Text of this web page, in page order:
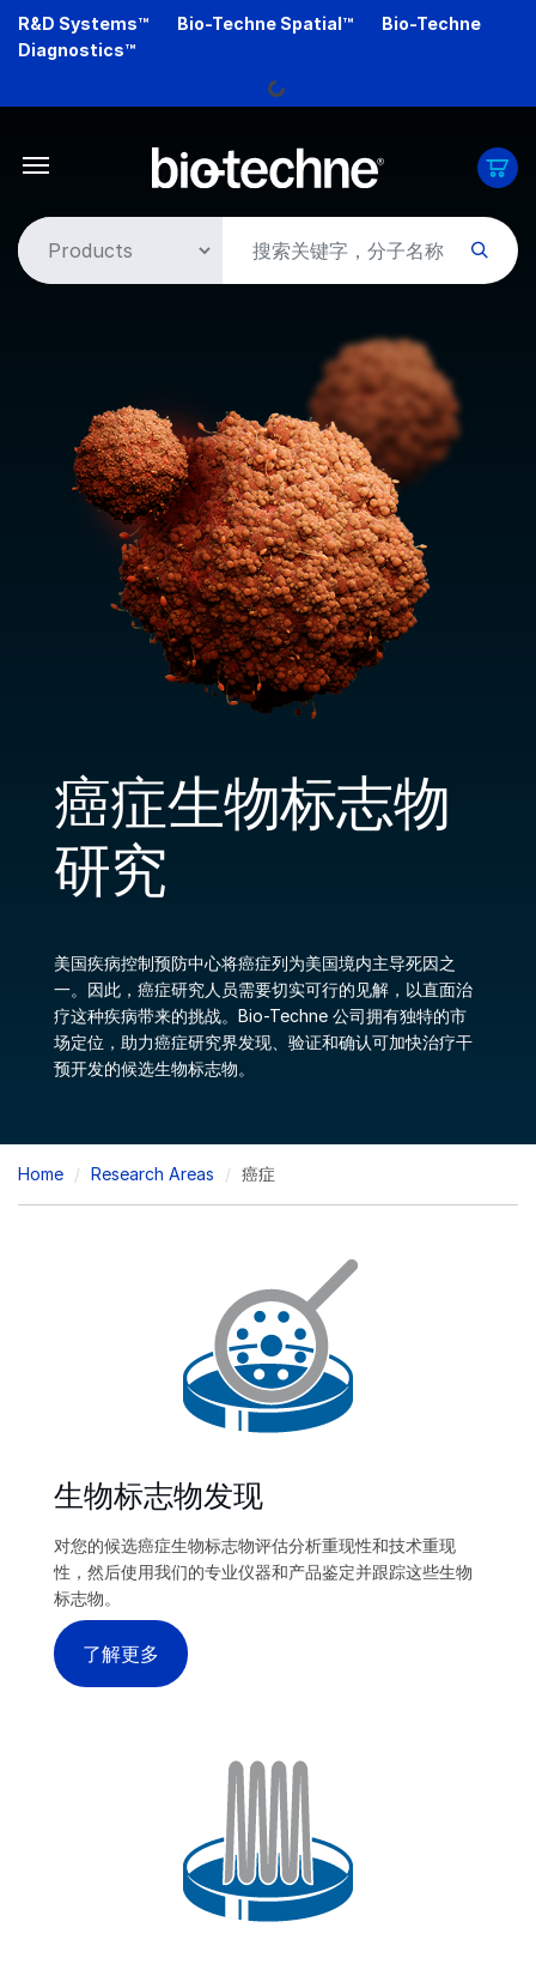
Skip
R&D Systems™ Bio-Techne Spatial™
Bio-Techne
Diagnostics™
Loading...
癌症生物标志物
研究
美国疾病控制预防中心将癌症列为美国境内主导死因之
一。因此，癌症研究人员需要切实可行的见解，以直面治
疗这种疾病带来的挑战。Bio-Techne 公司拥有独特的市
场定位，助力癌症研究界发现、验证和确认可加快治疗干
预开发的候选生物标志物。
Breadcrumb
Home Research Areas 癌症
生物标志物发现
对您的候选癌症生物标志物评估分析重现性和技术重现
性，然后使用我们的专业仪器和产品鉴定并跟踪这些生物
标志物。
了解更多